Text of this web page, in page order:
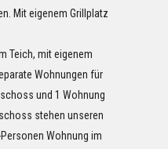
Mit eigenem Grillplatz
Teich, mit eigenem
Wohnungen für
und 1 Wohnung
stehen unseren
Wohnung im